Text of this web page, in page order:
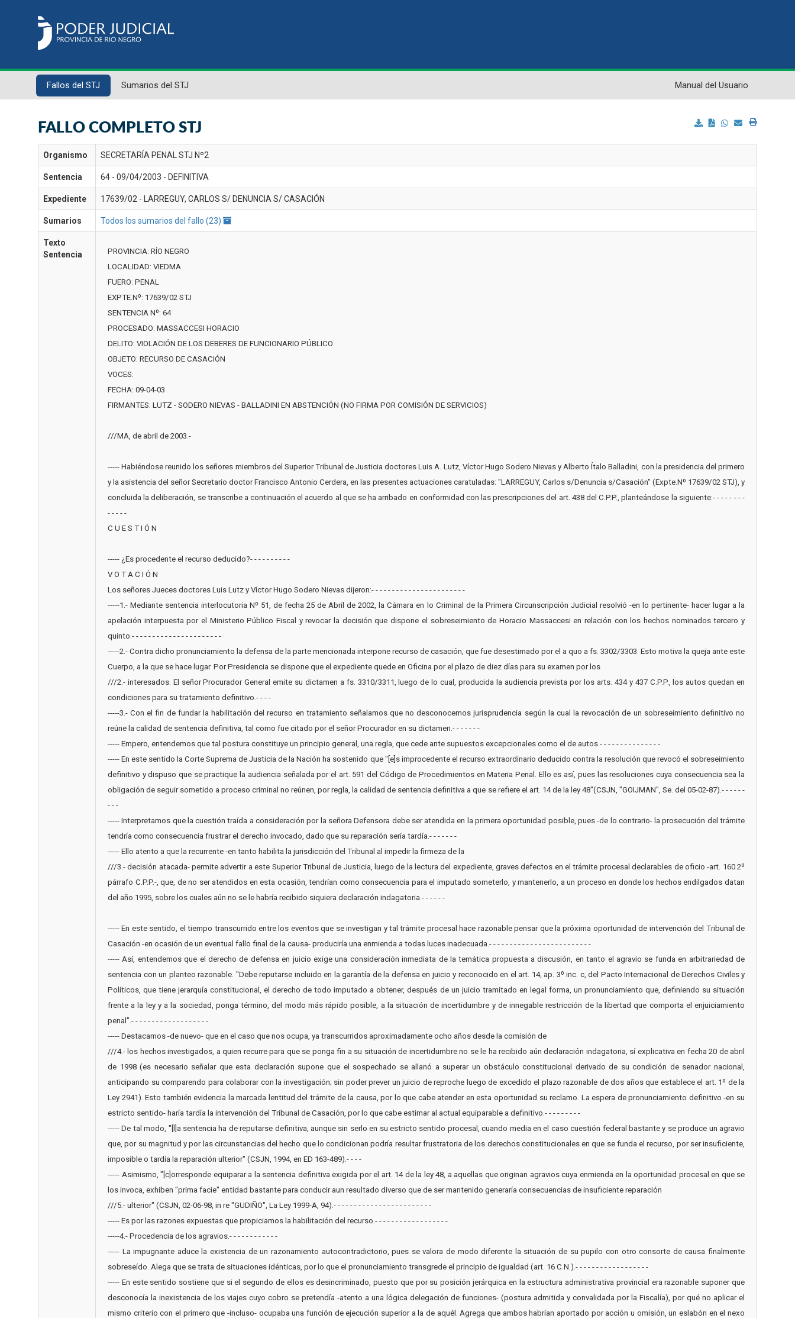
Fallos del STJ Sumarios del STJ Manual del Usuario
FALLO COMPLETO STJ
Organismo SECRETARÍA PENAL STJ Nº2
Sentencia 64 - 09/04/2003 - DEFINITIVA
Expediente 17639/02 - LARREGUY, CARLOS S/ DENUNCIA S/ CASACIÓN
Sumarios Todos los sumarios del fallo (23)
Texto
Sentencia
PROVINCIA: RÍO NEGRO
LOCALIDAD: VIEDMA
FUERO: PENAL
EXPTE.Nº: 17639/02 STJ
SENTENCIA Nº: 64
PROCESADO: MASSACCESI HORACIO
DELITO: VIOLACIÓN DE LOS DEBERES DE FUNCIONARIO PÚBLICO
OBJETO: RECURSO DE CASACIÓN
VOCES:
FECHA: 09-04-03
FIRMANTES: LUTZ - SODERO NIEVAS - BALLADINI EN ABSTENCIÓN (NO FIRMA POR COMISIÓN DE SERVICIOS)
///MA, de abril de 2003.-
----- Habiéndose reunido los señores miembros del Superior Tribunal de Justicia doctores Luis A. Lutz, Víctor Hugo Sodero Nievas y Alberto Ítalo Balladini, con la presidencia del primero
y la asistencia del señor Secretario doctor Francisco Antonio Cerdera, en las presentes actuaciones caratuladas: "LARREGUY, Carlos s/Denuncia s/Casación" (Expte.Nº 17639/02 STJ), y
concluida la deliberación, se transcribe a continuación el acuerdo al que se ha arribado en conformidad con las prescripciones del art. 438 del C.P.P., planteándose la siguiente:- - - - - - - -
- - - - -
C U E S T I Ó N
----- ¿Es procedente el recurso deducido?- - - - - - - - - -
V O T A C I Ó N
Los señores Jueces doctores Luis Lutz y Víctor Hugo Sodero Nievas dijeron:- - - - - - - - - - - - - - - - - - - - - - -
-----1.- Mediante sentencia interlocutoria Nº 51, de fecha 25 de Abril de 2002, la Cámara en lo Criminal de la Primera Circunscripción Judicial resolvió -en lo pertinente- hacer lugar a la
apelación interpuesta por el Ministerio Público Fiscal y revocar la decisión que dispone el sobreseimiento de Horacio Massaccesi en relación con los hechos nominados tercero y
quinto.- - - - - - - - - - - - - - - - - - - - - -
-----2.- Contra dicho pronunciamiento la defensa de la parte mencionada interpone recurso de casación, que fue desestimado por el a quo a fs. 3302/3303. Esto motiva la queja ante este
Cuerpo, a la que se hace lugar. Por Presidencia se dispone que el expediente quede en Oficina por el plazo de diez días para su examen por los
///2.- interesados. El señor Procurador General emite su dictamen a fs. 3310/3311, luego de lo cual, producida la audiencia prevista por los arts. 434 y 437 C.P.P., los autos quedan en
condiciones para su tratamiento definitivo.- - - -
-----3.- Con el fin de fundar la habilitación del recurso en tratamiento señalamos que no desconocemos jurisprudencia según la cual la revocación de un sobreseimiento definitivo no
reúne la calidad de sentencia definitiva, tal como fue citado por el señor Procurador en su dictamen.- - - - - - -
----- Empero, entendemos que tal postura constituye un principio general, una regla, que cede ante supuestos excepcionales como el de autos.- - - - - - - - - - - - - - -
----- En este sentido la Corte Suprema de Justicia de la Nación ha sostenido que "[e]s improcedente el recurso extraordinario deducido contra la resolución que revocó el sobreseimiento
definitivo y dispuso que se practique la audiencia señalada por el art. 591 del Código de Procedimientos en Materia Penal. Ello es así, pues las resoluciones cuya consecuencia sea la
obligación de seguir sometido a proceso criminal no reúnen, por regla, la calidad de sentencia definitiva a que se refiere el art. 14 de la ley 48"(CSJN, "GOIJMAN", Se. del 05-02-87).- - - - - -
- - -
----- Interpretamos que la cuestión traída a consideración por la señora Defensora debe ser atendida en la primera oportunidad posible, pues -de lo contrario- la prosecución del trámite
tendría como consecuencia frustrar el derecho invocado, dado que su reparación sería tardía.- - - - - - -
----- Ello atento a que la recurrente -en tanto habilita la jurisdicción del Tribunal al impedir la firmeza de la
///3.- decisión atacada- permite advertir a este Superior Tribunal de Justicia, luego de la lectura del expediente, graves defectos en el trámite procesal declarables de oficio -art. 160 2º
párrafo C.P.P.-, que, de no ser atendidos en esta ocasión, tendrían como consecuencia para el imputado someterlo, y mantenerlo, a un proceso en donde los hechos endilgados datan
del año 1995, sobre los cuales aún no se le habría recibido siquiera declaración indagatoria.- - - - - -
----- En este sentido, el tiempo transcurrido entre los eventos que se investigan y tal trámite procesal hace razonable pensar que la próxima oportunidad de intervención del Tribunal de
Casación -en ocasión de un eventual fallo final de la causa- produciría una enmienda a todas luces inadecuada.- - - - - - - - - - - - - - - - - - - - - - - - -
----- Así, entendemos que el derecho de defensa en juicio exige una consideración inmediata de la temática propuesta a discusión, en tanto el agravio se funda en arbitrariedad de
sentencia con un planteo razonable. "Debe reputarse incluido en la garantía de la defensa en juicio y reconocido en el art. 14, ap. 3º inc. c, del Pacto Internacional de Derechos Civiles y
Políticos, que tiene jerarquía constitucional, el derecho de todo imputado a obtener, después de un juicio tramitado en legal forma, un pronunciamiento que, definiendo su situación
frente a la ley y a la sociedad, ponga término, del modo más rápido posible, a la situación de incertidumbre y de innegable restricción de la libertad que comporta el enjuiciamiento
penal".- - - - - - - - - - - - - - - - - - -
----- Destacamos -de nuevo- que en el caso que nos ocupa, ya transcurridos aproximadamente ocho años desde la comisión de
///4.- los hechos investigados, a quien recurre para que se ponga fin a su situación de incertidumbre no se le ha recibido aún declaración indagatoria, sí explicativa en fecha 20 de abril
de 1998 (es necesario señalar que esta declaración supone que el sospechado se allanó a superar un obstáculo constitucional derivado de su condición de senador nacional,
anticipando su comparendo para colaborar con la investigación; sin poder prever un juicio de reproche luego de excedido el plazo razonable de dos años que establece el art. 1º de la
Ley 2941). Esto también evidencia la marcada lentitud del trámite de la causa, por lo que cabe atender en esta oportunidad su reclamo. La espera de pronunciamiento definitivo -en su
estricto sentido- haría tardía la intervención del Tribunal de Casación, por lo que cabe estimar al actual equiparable a definitivo.- - - - - - - - -
----- De tal modo, "[l]a sentencia ha de reputarse definitiva, aunque sin serlo en su estricto sentido procesal, cuando media en el caso cuestión federal bastante y se produce un agravio
que, por su magnitud y por las circunstancias del hecho que lo condicionan podría resultar frustratoria de los derechos constitucionales en que se funda el recurso, por ser insuficiente,
imposible o tardía la reparación ulterior" (CSJN, 1994, en ED 163-489).- - - -
----- Asimismo, "[c]orresponde equiparar a la sentencia definitiva exigida por el art. 14 de la ley 48, a aquellas que originan agravios cuya enmienda en la oportunidad procesal en que se
los invoca, exhiben "prima facie" entidad bastante para conducir aun resultado diverso que de ser mantenido generaría consecuencias de insuficiente reparación
///5.- ulterior" (CSJN, 02-06-98, in re "GUDIÑO", La Ley 1999-A, 94).- - - - - - - - - - - - - - - - - - - - - - - -
----- Es por las razones expuestas que propiciamos la habilitación del recurso.- - - - - - - - - - - - - - - - - -
-----4.- Procedencia de los agravios.- - - - - - - - - - - -
----- La impugnante aduce la existencia de un razonamiento autocontradictorio, pues se valora de modo diferente la situación de su pupilo con otro consorte de causa finalmente
sobreseído. Alega que se trata de situaciones idénticas, por lo que el pronunciamiento transgrede el principio de igualdad (art. 16 C.N.).- - - - - - - - - - - - - - - - - -
----- En este sentido sostiene que si el segundo de ellos es desincriminado, puesto que por su posición jerárquica en la estructura administrativa provincial era razonable suponer que
desconocía la inexistencia de los viajes cuyo cobro se pretendía -atento a una lógica delegación de funciones- (postura admitida y convalidada por la Fiscalía), por qué no aplicar el
mismo criterio con el primero que -incluso- ocupaba una función de ejecución superior a la de aquél. Agrega que ambos habrían aportado por acción u omisión, un eslabón en el nexo